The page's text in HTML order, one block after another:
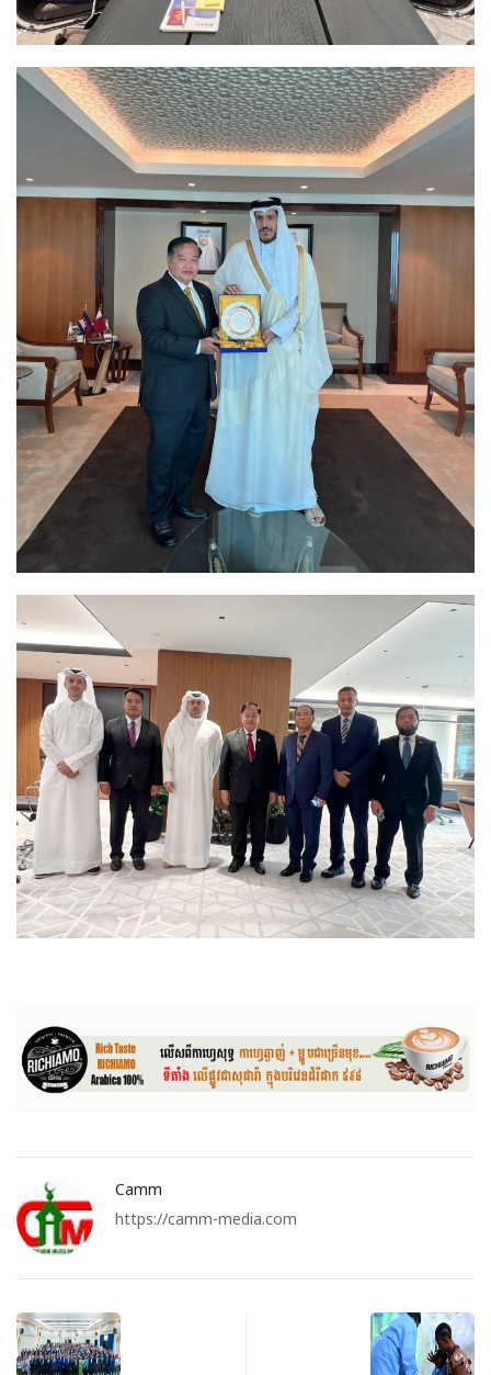
Camm
https://camm-media.com